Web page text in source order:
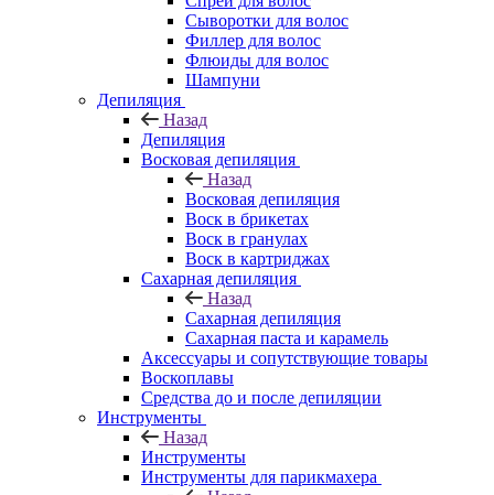
Сыворотки для волос
Филлер для волос
Флюиды для волос
Шампуни
Депиляция
Назад
Депиляция
Восковая депиляция
Назад
Восковая депиляция
Воск в брикетах
Воск в гранулах
Воск в картриджах
Сахарная депиляция
Назад
Сахарная депиляция
Сахарная паста и карамель
Аксессуары и сопутствующие товары
Воскоплавы
Средства до и после депиляции
Инструменты
Назад
Инструменты
Инструменты для парикмахера